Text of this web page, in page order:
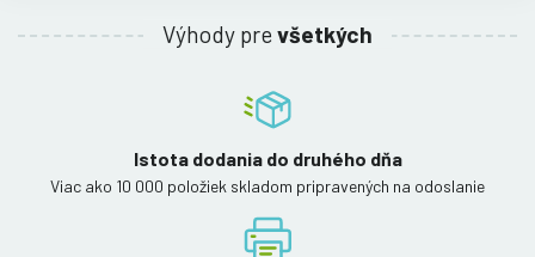
Výhody pre všetkých
Istota dodania do druhého dňa
Viac ako 10 000 položiek skladom pripravených na odoslanie